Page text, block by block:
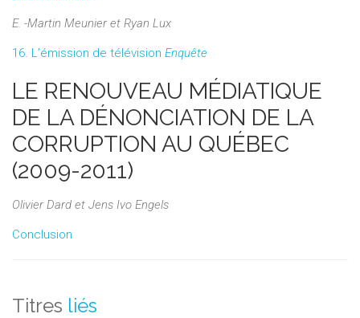
E. -Martin Meunier et Ryan Lux
16. L’émission de télévision Enquête
LE RENOUVEAU MÉDIATIQUE
DE LA DÉNONCIATION DE LA
CORRUPTION AU QUÉBEC
(2009-2011)
Olivier Dard et Jens Ivo Engels
Conclusion
Titres liés